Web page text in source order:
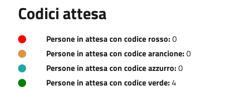
Codici attesa
Persone in attesa con codice rosso:0
Persone in attesa con codice arancione:0
Persone in attesa con codice azzurro:0
Persone in attesa con codice verde:4